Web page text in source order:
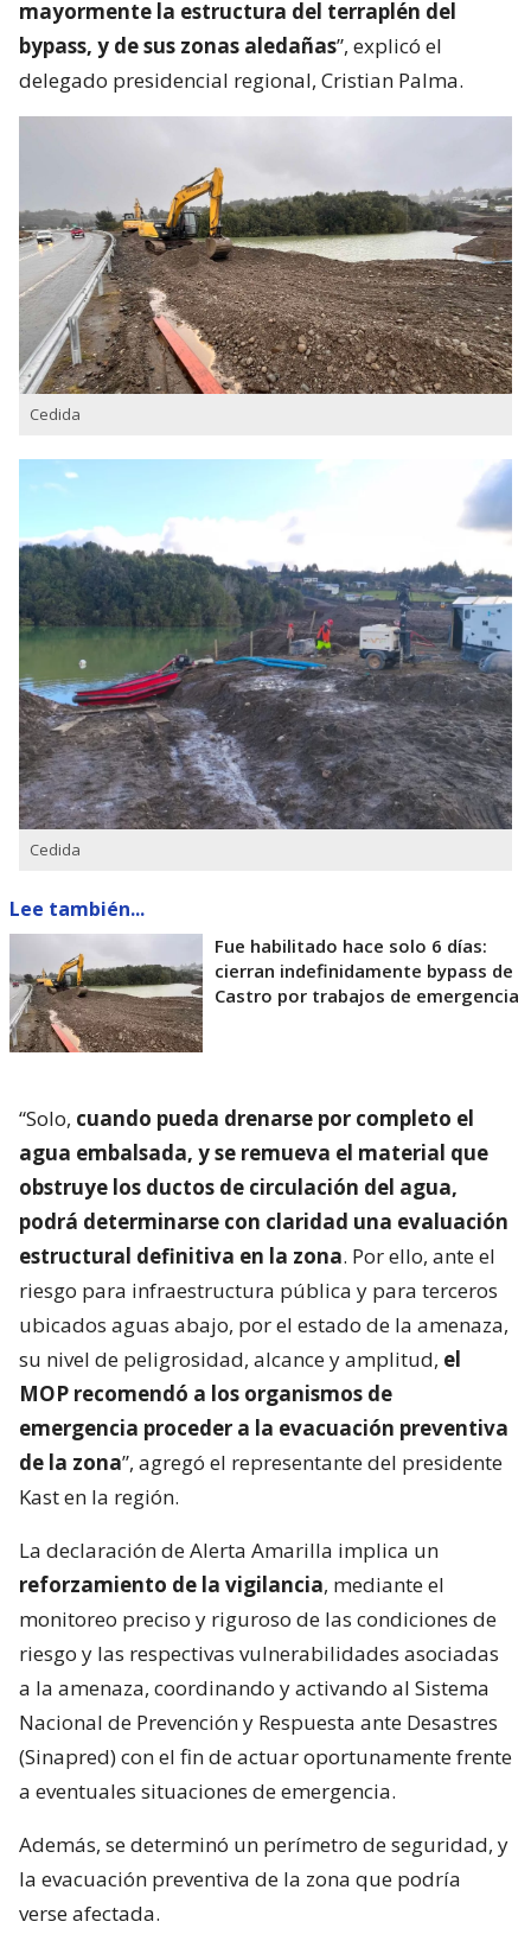
mayormente la estructura del terraplén del
bypass, y de sus zonas aledañas”, explicó el
delegado presidencial regional, Cristian Palma.
Cedida
Cedida
Lee también...
Fue habilitado hace solo 6 días:
cierran indefinidamente bypass de
Castro por trabajos de emergencia
“Solo, cuando pueda drenarse por completo el
agua embalsada, y se remueva el material que
obstruye los ductos de circulación del agua,
podrá determinarse con claridad una evaluación
estructural definitiva en la zona. Por ello, ante el
riesgo para infraestructura pública y para terceros
ubicados aguas abajo, por el estado de la amenaza,
su nivel de peligrosidad, alcance y amplitud, el
MOP recomendó a los organismos de
emergencia proceder a la evacuación preventiva
de la zona”, agregó el representante del presidente
Kast en la región.
La declaración de Alerta Amarilla implica un
reforzamiento de la vigilancia, mediante el
monitoreo preciso y riguroso de las condiciones de
riesgo y las respectivas vulnerabilidades asociadas
a la amenaza, coordinando y activando al Sistema
Nacional de Prevención y Respuesta ante Desastres
(Sinapred) con el fin de actuar oportunamente frente
a eventuales situaciones de emergencia.
Además, se determinó un perímetro de seguridad, y
la evacuación preventiva de la zona que podría
verse afectada.